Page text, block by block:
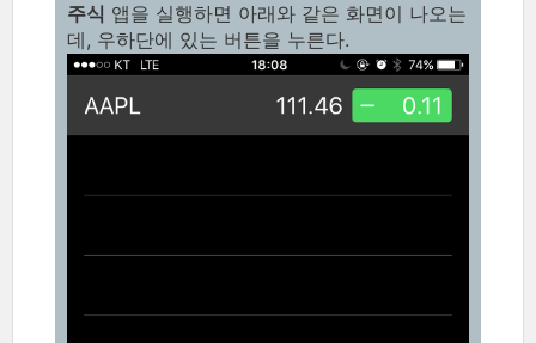
주식 앱을 실행하면 아래와 같은 화면이 나오는
데, 우하단에 있는 버튼을 누른다.